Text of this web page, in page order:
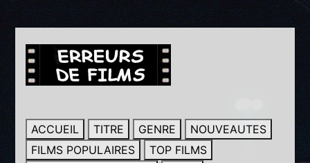
ACCUEIL TITRE GENRE
NOUVEAUTES
FILMS POPULAIRES
TOP FILMS